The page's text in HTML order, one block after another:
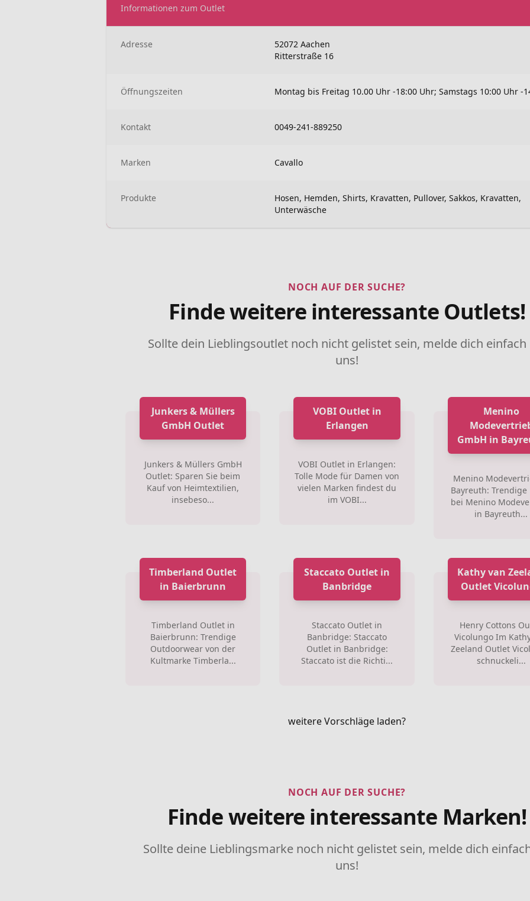
Informationen zum Outlet
Adresse
52072 Aachen
Ritterstraße 16
Öffnungszeiten Montag bis Freitag 10.00 Uhr -18:00 Uhr; Samstags 10:00 Uhr -
Kontakt 0049-241-889250
Marken Cavallo
Produkte
Hosen, Hemden, Shirts, Kravatten, Pullover, Sakkos, Kravatten,
Unterwäsche
NOCH AUF DER SUCHE?
Finde weitere interessante Outlets!
Sollte dein Lieblingsoutlet noch nicht gelistet sein, melde dich einfach
uns!
Junkers & Müllers
GmbH Outlet
Junkers & Müllers GmbH
Outlet: Sparen Sie beim
Kauf von Heimtextilien,
insebeso...
VOBI Outlet in
Erlangen
VOBI Outlet in Erlangen:
Tolle Mode für Damen von
vielen Marken findest du
im VOBI...
Menino
GmbH in
Menino
Bayreuth: Trendige
bei Menino
in Bayreuth...
Timberland Outlet
in Baierbrunn
Timberland Outlet in
Baierbrunn: Trendige
Outdoorwear von der
Kultmarke Timberla...
Staccato Outlet in
Banbridge
Staccato Outlet in
Banbridge: Staccato
Outlet in Banbridge:
Staccato ist die Richti...
Kathy van
Outlet
Henry Cottons
Vicolungo Im
Zeeland Outlet
schnuckeli...
weitere Vorschläge laden?
NOCH AUF DER SUCHE?
Finde weitere interessante Marken!
Sollte deine Lieblingsmarke noch nicht gelistet sein, melde dich
uns!